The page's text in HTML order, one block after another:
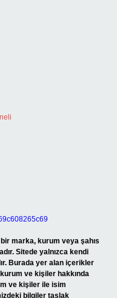
marka, kurum veya şahıs
Sitede yalnızca kendi
Burada yer alan içerikler
ve kişiler hakkında
ve kişiler ile isim
bilgiler taslak